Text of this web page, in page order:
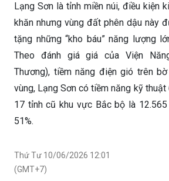
Lạng Sơn là tỉnh miền núi, điều kiện
khăn nhưng vùng đất phên dậu này
tặng những “kho báu” năng lượng
Theo đánh giá giá của Viện
Thương), tiềm năng điện gió trên
vùng, Lạng Sơn có tiềm năng kỹ
17 tỉnh cũ khu vực Bắc bộ là 12.565
51%.
Thứ Tư 10/06/2026 12:01
(GMT+7)